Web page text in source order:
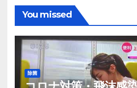
You missed
除菌